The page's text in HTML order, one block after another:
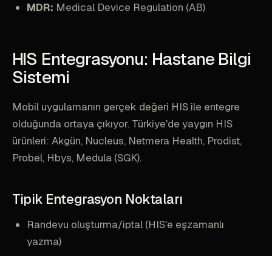
MDR: Medical Device Regulation (AB)
HIS Entegrasyonu: Hastane Bilgi
Sistemi
Mobil uygulamanın gerçek değeri HIS ile entegre
olduğunda ortaya çıkıyor. Türkiye'de yaygın HIS
ürünleri: Akgün, Nucleus, Netmera Health, Prodist,
Probel, Hbys, Medula (SGK).
Tipik Entegrasyon Noktaları
Randevu oluşturma/iptal (HIS'e eşzamanlı
yazma)